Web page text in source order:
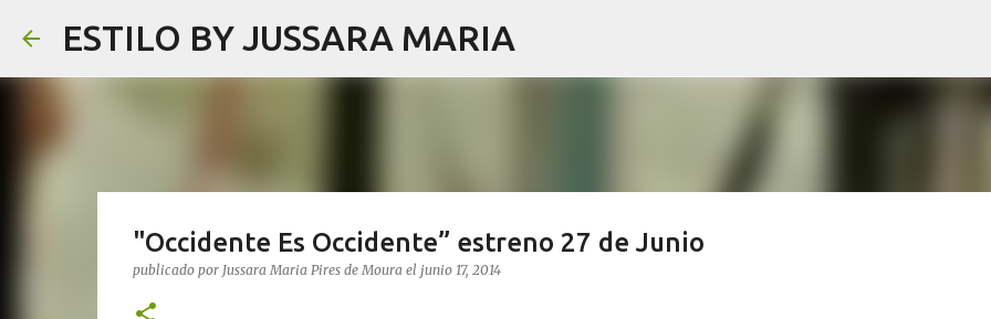
ESTILO BY JUSSARA MARIA
"Occidente Es Occidente” estreno 27 de Junio
publicado por Jussara Maria Pires de Moura el junio 17, 2014